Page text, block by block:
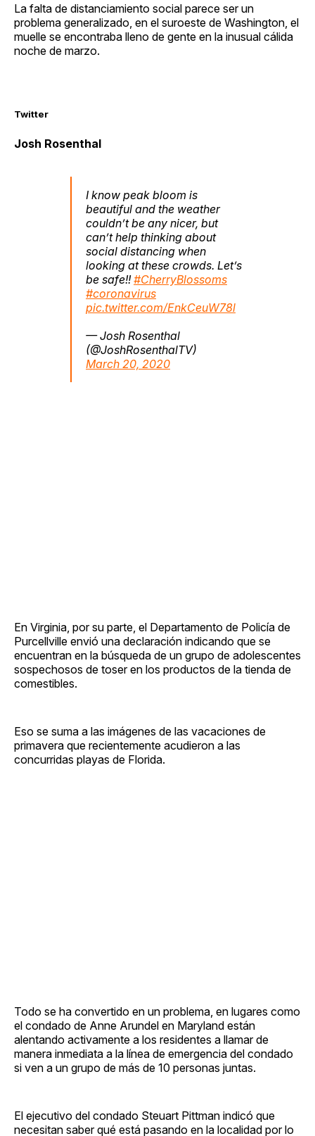
La falta de distanciamiento social parece ser un
problema generalizado, en el suroeste de Washington, el
muelle se encontraba lleno de gente en la inusual cálida
noche de marzo.
Twitter
Josh Rosenthal
I know peak bloom is
beautiful and the weather
couldn’t be any nicer, but
can’t help thinking about
social distancing when
looking at these crowds. Let’s
be safe!!#CherryBlossoms
#coronavirus
pic.twitter.com/EnkCeuW78l
— Josh Rosenthal
(@JoshRosenthalTV)
March 20, 2020
En Virginia, por su parte, el Departamento de Policía de
Purcellville envió una declaración indicando que se
encuentran en la búsqueda de un grupo de adolescentes
sospechosos de toser en los productos de la tienda de
comestibles.
Eso se suma a las imágenes de las vacaciones de
primavera que recientemente acudieron a las
concurridas playas de Florida.
Todo se ha convertido en un problema, en lugares como
el condado de Anne Arundel en Maryland están
alentando activamente a los residentes a llamar de
manera inmediata a la línea de emergencia del condado
si ven a un grupo de más de 10 personas juntas.
El ejecutivo del condado Steuart Pittman indicó que
necesitan saber qué está pasando en la localidad por lo